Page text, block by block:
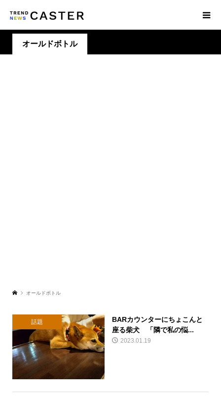
オールドボトル
オールドボトル
話題
BARカウンターにちょこんと
座る柴犬 「隣で私の悩...
2023.01.19